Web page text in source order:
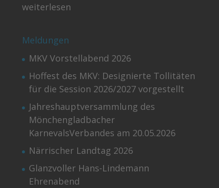
weiterlesen
Meldungen
MKV Vorstellabend 2026
Hoffest des MKV: Designierte Tollitäten
für die Session 2026/2027 vorgestellt
Jahreshauptversammlung des
Mönchengladbacher
KarnevalsVerbandes am 20.05.2026
Närrischer Landtag 2026
Glanzvoller Hans-Lindemann
Ehrenabend